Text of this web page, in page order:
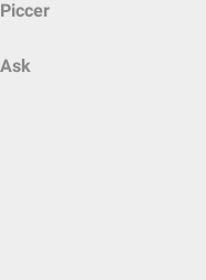
Piccer
Ask